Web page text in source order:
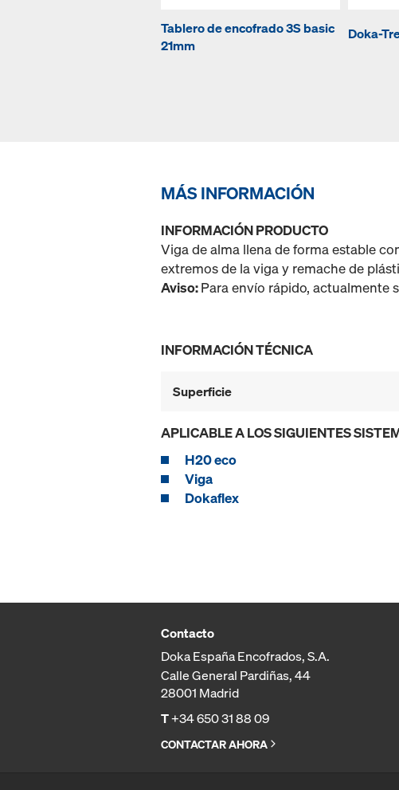
Tablero de encofrado 3S basic
21mm
Doka-
MÁS INFORMACIÓN
INFORMACIÓN PRODUCTO
Viga de alma llena de forma estable
extremos de la viga y remache de
Aviso:Para envío rápido, actualmente
INFORMACIÓN TÉCNICA
Superficie
APLICABLE A LOS SIGUIENTES
H20 eco
Viga
Dokaflex
Contacto
Doka España Encofrados, S.A.
Calle General Pardiñas, 44
28001 Madrid
T+34 650 31 88 09
CONTACTAR AHORA